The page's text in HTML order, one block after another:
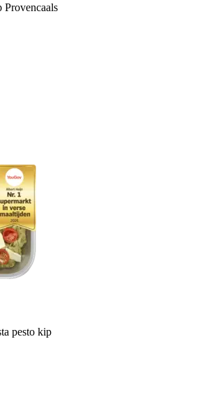
pesto kip